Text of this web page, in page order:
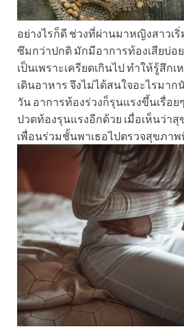
อย่างไรก็ดี ช่วงที่ผ่านมาหญิงสาวเ
ซึมกว่าปกติ มักมีอาการท้องเสียบ่อ
เป็นเพราะเครียดเกินไป ทำให้รู้สึก
เดินอาหาร จึงไม่ได้สนใจอะไรมา
วัน อาการท้องร่วงก็รุนแรงขึ้นเรื่อ
ปวดท้องรุนแรงอีกด้วย เมื่อเห็นว่า
เพื่อนร่วมชั้นพาเธอไปตรวจสุขภา